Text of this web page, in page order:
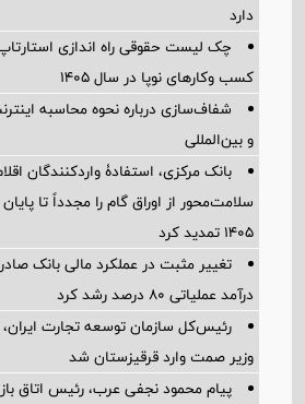
دارد
چک لیست حقوقی راه اندازی
کسب وکارهای نوپا در سال ۱۴۰۵
شفاف‌سازی درباره نحوه محاسبه
و بین‌المللی
بانک مرکزی، استفادۀ واردکنندگان
سلامت‌محور از اوراق گام را مجدداً تا
۱۴۰۵ تمدید کرد
تغییر مثبت در عملکرد مالی بانک
درآمد عملیاتی 80 درصد رشد کرد
رئیس‌کل سازمان توسعه تجارت ایران،
وزیر صمت وارد قرقیزستان شد
پیام محمود نجفی عرب، رئیس اتاق